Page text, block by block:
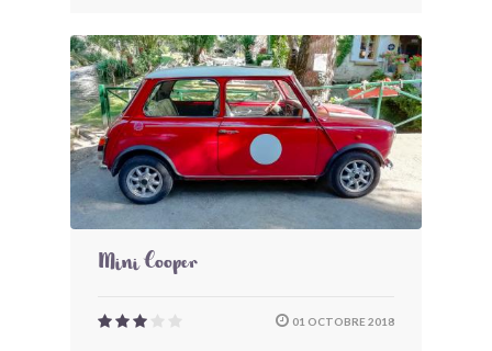
Mini Cooper
01 OCTOBRE 2018